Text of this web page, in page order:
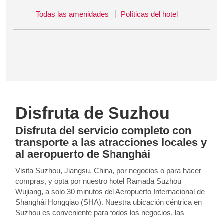
Todas las amenidades Políticas del hotel
Disfruta de Suzhou
Disfruta del servicio completo con
transporte a las atracciones locales y
al aeropuerto de Shanghái
Visita Suzhou, Jiangsu, China, por negocios o para hacer
compras, y opta por nuestro hotel Ramada Suzhou
Wujiang, a solo 30 minutos del Aeropuerto Internacional de
Shanghái Hongqiao (SHA). Nuestra ubicación céntrica en
Suzhou es conveniente para todos los negocios, las